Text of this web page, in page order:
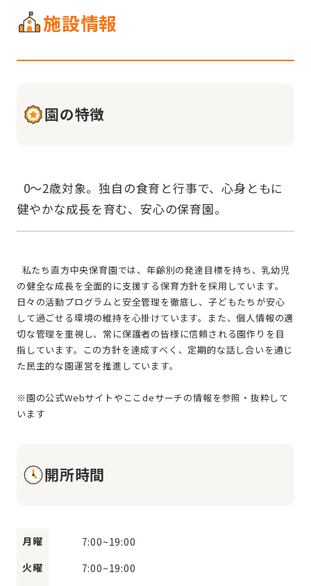
施設情報
園の特徴
の健全な成長を全面的に支援する保育方針を採用しています。
日々の活動プログラムと安全管理を徹底し、子どもたちが安心
して過ごせる環境の維持を心掛けています。また、個人情報の適
切な管理を重視し、常に保護者の皆様に信頼される園作りを目
指しています。この方針を達成すべく、定期的な話し合いを通じ
た民主的な園運営を推進しています。
※園の公式Webサイトやここdeサーチの情報を参照・抜粋して
開所時間
月曜 7:00~19:00
火曜
7:00~19:00